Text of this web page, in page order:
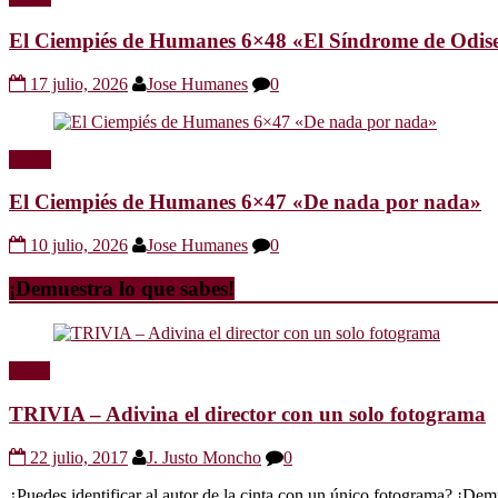
El Ciempiés de Humanes 6×48 «El Síndrome de
17 julio, 2026 Jose Humanes 0
El Ciempiés de Humanes 6×47 «De nada por nada»
10 julio, 2026 Jose Humanes 0
¡Demuestra lo que sabes!
TRIVIA – Adivina el director con un solo fotograma
22 julio, 2017 J. Justo Moncho
0